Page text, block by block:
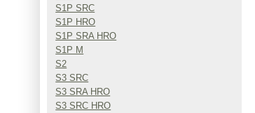
S1P SRC
S1P HRO
S1P SRA HRO
S1P M
S2
S3 SRC
S3 SRA HRO
S3 SRC HRO